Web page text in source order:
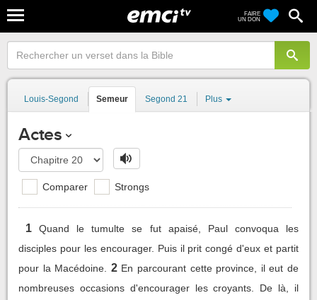
FAIRE
UN DON
Louis-Segond Semeur Segond 21 Plus
Actes
Comparer Strongs
1
Quand le tumulte se fut apaisé, Paul convoqua les
disciples pour les encourager. Puis il prit congé d'eux et partit
pour la Macédoine.
2 En parcourant cette province, il eut de
nombreuses occasions d'encourager les croyants. De là, il